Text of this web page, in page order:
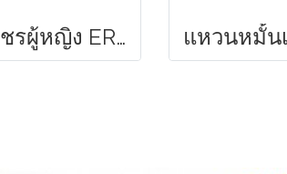
แหวนเพชรผู้หญิง ER613